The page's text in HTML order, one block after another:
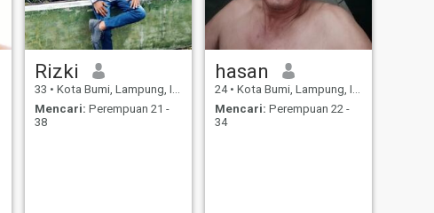
Rizki
33 • Kota Bumi, Lampung, Indonesia
Mencari: Perempuan 21 -
38
hasan
24 • Kota Bumi, Lampung, Indonesia
Mencari: Perempuan 22 -
34